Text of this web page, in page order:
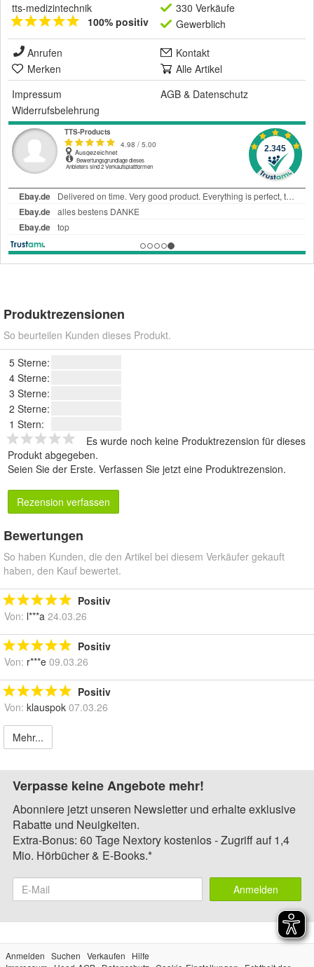
tts-medizintechnik
100% positiv
330 Verkäufe
Gewerblich
Anrufen
Kontakt
Merken
Alle Artikel
Impressum
AGB & Datenschutz
Widerrufsbelehrung
Produktrezensionen
So beurteilen Kunden dieses Produkt.
5 Sterne:
4 Sterne:
3 Sterne:
2 Sterne:
1 Stern:
Es wurde noch keine Produktrezension für dieses
Produkt abgegeben.
Seien Sie der Erste. Verfassen Sie jetzt eine Produktrezension.
Rezension verfassen
Bewertungen
So haben Kunden, die den Artikel bei diesem Verkäufer gekauft
haben, den Kauf bewertet.
Positiv
Von: l***a 24.03.26
Positiv
Von: r***e 09.03.26
Positiv
Von: klauspok 07.03.26
Mehr...
Verpasse keine Angebote mehr!
Abonniere jetzt unseren Newsletter und erhalte exklusive
Rabatte und Neuigkeiten.
Extra-Bonus: 60 Tage Nextory kostenlos - Zugriff auf 1,4
Mio. Hörbücher & E-Books.*
Anmelden
Anmelden Suchen Verkaufen
Hilfe